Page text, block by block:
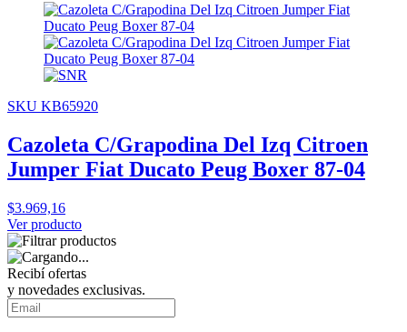
SKU KB65920
Cazoleta C/Grapodina Del Izq Citroen
Jumper Fiat Ducato Peug Boxer 87-04
$3.969,16
Ver producto
Recibí ofertas
y novedades exclusivas.